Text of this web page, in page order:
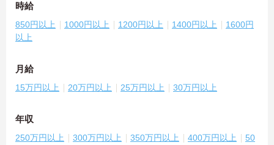
時給
850円以上 1000円以上 1200円以上 1400円以上
1600円
以上
月給
15万円以上 20万円以上 25万円以上 30万円以上
年収
250万円以上 300万円以上 350万円以上 400万円以上
50